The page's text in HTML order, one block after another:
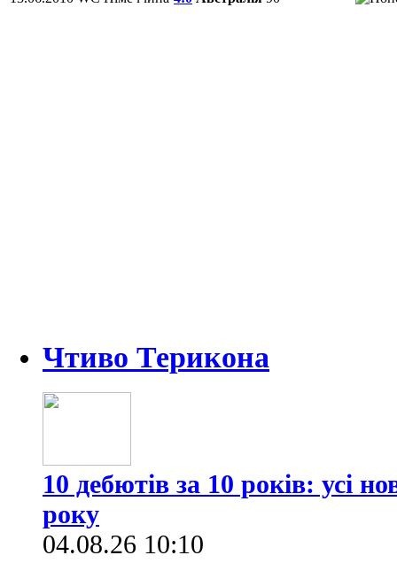
Чтиво Терикона
10 дебютів за 10 років: усі
року
04.08.26 10:10